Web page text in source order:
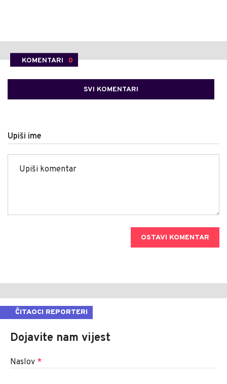
KOMENTARI 0
SVI KOMENTARI
Upiši ime
OSTAVI KOMENTAR
ČITAOCI REPORTERI
Dojavite nam vijest
Naslov *